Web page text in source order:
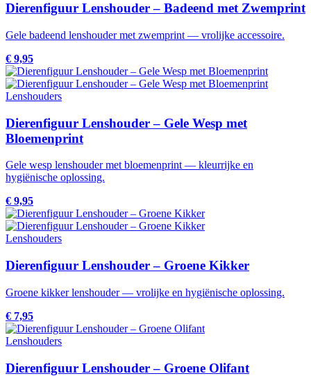
Dierenfiguur Lenshouder – Badeend met Zwemprint
Gele badeend lenshouder met zwemprint — vrolijke accessoire.
€ 9,95
Lenshouders
Dierenfiguur Lenshouder – Gele Wesp met
Bloemenprint
Gele wesp lenshouder met bloemenprint — kleurrijke en
hygiënische oplossing.
€ 9,95
Lenshouders
Dierenfiguur Lenshouder – Groene Kikker
Groene kikker lenshouder — vrolijke en hygiënische oplossing.
€ 7,95
Lenshouders
Dierenfiguur Lenshouder – Groene Olifant